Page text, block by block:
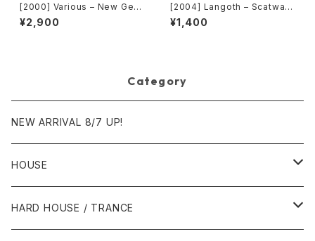
[2000] Various – New Gen
eration / Back To The "Dis
co" ~私もDiscoへ連れていっ
¥2,900
[2004] Langoth – Scatwalk
[Sunshine Enterprises]
¥1,400
Category
NEW ARRIVAL 8/7 UP!
HOUSE
1980年代
HARD HOUSE / TRANCE